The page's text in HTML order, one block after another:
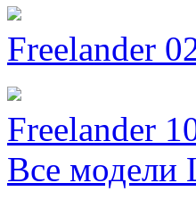
Freelander
Freelander
Все модели